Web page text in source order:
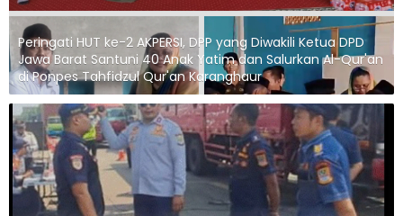
Peringati HUT ke-2 AKPERSI, DPP yang Diwakili Ketua DPD
Jawa Barat Santuni 40 Anak Yatim dan Salurkan Al-Qur'an
di Ponpes Tahfidzul Qur'an Karanghaur